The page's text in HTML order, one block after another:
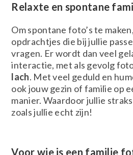
Relaxte en spontane
Om spontane foto’s te
opdrachtjes die bij jullie
vragen. Er wordt dan veel
interactie, met als gevolg
lach. Met veel geduld en
ook jouw gezin of familie op
manier. Waardoor jullie
zoals jullie echt zijn!
Voor wie is een familie